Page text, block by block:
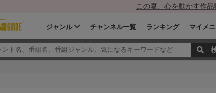
この夏、心を動かす作品
ジャンル チャンネル一覧 ランキング マイメ